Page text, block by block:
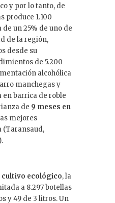
y por lo tanto, de
produce 1.100
un 25% de uno de
de la región,
desde su
de 5.200
alcohólica
manchegas y
barrica de roble
de 9 meses en
mejores
(Taransaud,
ecológico, la
a 8.297 botellas
y 49 de 3 litros. Un